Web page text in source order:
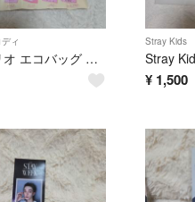
ィ
サンリオ エコバッグ マイメロディ
Stray Kids
¥ 1,500